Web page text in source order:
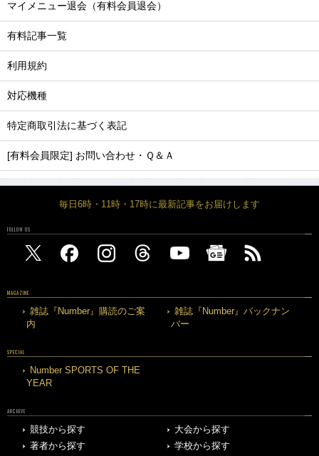
マイメニュー退会（有料会員退会）
有料記事一覧
利用規約
対応機種
特定商取引法に基づく表記
[有料会員限定] お問い合わせ・Ｑ＆Ａ
毎日6時・11時・17時に最新記事をお届けします
FOLLOW US
MAGAZINE
雑誌『Number』購読のご案
内
雑誌『Number』バックナン
バー
SPECIAL
Number SPORTS OF THE
YEAR
ARCHIVE
競技から探す
大会から探す
著者から探す
学校から探す